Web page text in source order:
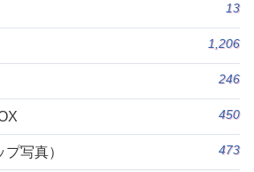
13
1,206
246
450
写真） 473